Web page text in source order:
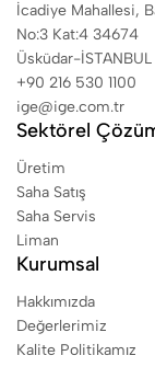
İcadiye Mahallesi,
No:3 Kat:4 34674
Üsküdar-İSTANBUL
+90 216 530 1100
ige@ige.com.tr
Sektörel
Üretim
Saha Satış
Saha Servis
Liman
Kurumsal
Hakkımızda
Değerlerimiz
Kalite Politikamız